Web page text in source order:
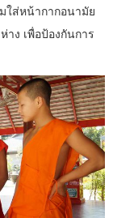
ใส่หน้ากากอนามัย
าง เพื่อป้องกันการ